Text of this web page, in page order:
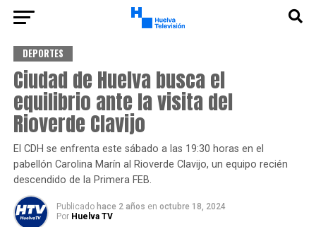
DEPORTES
Ciudad de Huelva busca el
equilibrio ante la visita del
Rioverde Clavijo
El CDH se enfrenta este sábado a las 19:30 horas en el
pabellón Carolina Marín al Rioverde Clavijo, un equipo recién
descendido de la Primera FEB.
Publicado hace 2 años en octubre 18, 2024
Por Huelva TV